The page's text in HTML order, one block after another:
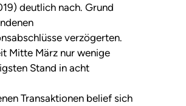
deutlich nach. Grund
verzögerten.
Mitte März nur wenige
Stand in acht
Transaktionen belief sich